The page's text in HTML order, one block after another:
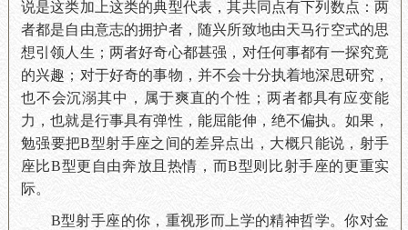
说是这类加上这类的典型代表，其共同点有下列数点：两
者都是自由意志的拥护者，随兴所致地由天马行空式的思
想引领人生；两者好奇心都甚强，对任何事都有一探究竟
的兴趣；对于好奇的事物，并不会十分执着地深思研究，
也不会沉溺其中，属于爽直的个性；两者都具有应变能
力，也就是行事具有弹性，能屈能伸，绝不偏执。如果，
勉强要把B型射手座之间的差异点出，大概只能说，射手
座比B型更自由奔放且热情，而B型则比射手座的更重实
际。
B型射手座的你，重视形而上学的精神哲学。你对金